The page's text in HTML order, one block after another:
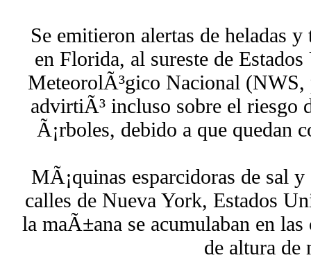
Se emitieron alertas de heladas
en Florida, al sureste de
MeteorolÃ³gico Nacional
advirtiÃ³ incluso sobre el riesgo
Ã¡rboles, debido a que quedan
MÃ¡quinas esparcidoras de sal
calles de Nueva York, Estados
la maÃ±ana se acumulaban en
de altura de